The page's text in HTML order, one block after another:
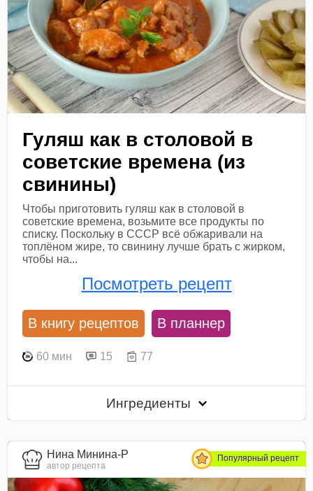
Гуляш как в столовой в
советские времена (из
свинины)
Чтобы приготовить гуляш как в столовой в
советские времена, возьмите все продукты по
списку. Поскольку в СССР всё обжаривали на
топлёном жире, то свинину лучше брать с жирком,
чтобы на...
Посмотреть рецепт
В книгу рецептов В планнер
60 мин 15 77
Ингредиенты
Нина Минина-Р
автор рецепта
Популярный рецепт